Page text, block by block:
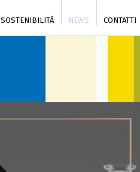
SOSTENIBILITÀ NEWS CONTATTI